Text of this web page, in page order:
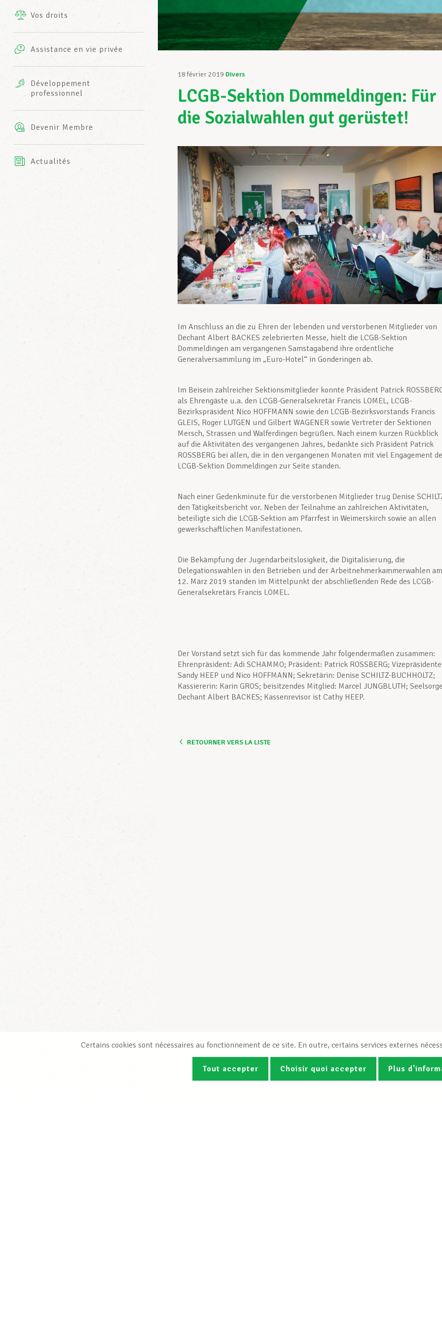
INFO-CENTER
Vos droits
Assistance en vie privée
complémentaires
AXA
Développement
professionnel
Devenir Membre
Actualités
18 février 2019 Divers
LCGB-Sektion Dommeldingen: Für
die Sozialwahlen gut gerüstet!
Im Anschluss an die zu Ehren der lebenden und verstorbenen Mitglieder von
Dechant Albert BACKES zelebrierten Messe, hielt die LCGB-Sektion
Dommeldingen am vergangenen Samstagabend ihre ordentliche
Generalversammlung im „Euro-Hotel“ in Gonderingen ab.
Im Beisein zahlreicher Sektionsmitglieder konnte Präsident Patrick
als Ehrengäste u.a. den LCGB-Generalsekretär Francis LOMEL, LCGB-
Bezirkspräsident Nico HOFFMANN sowie den LCGB-Bezirksvorstands Francis
GLEIS, Roger LUTGEN und Gilbert WAGENER sowie Vertreter der Sektionen
Mersch, Strassen und Walferdingen begrüßen. Nach einem kurzen Rückblick
auf die Aktivitäten des vergangenen Jahres, bedankte sich Präsident Patrick
ROSSBERG bei allen, die in den vergangenen Monaten mit viel Engagement
LCGB-Sektion Dommeldingen zur Seite standen.
Nach einer Gedenkminute für die verstorbenen Mitglieder trug Denise
den Tätigkeitsbericht vor. Neben der Teilnahme an zahlreichen Aktivitäten,
beteiligte sich die LCGB-Sektion am Pfarrfest in Weimerskirch sowie an allen
gewerkschaftlichen Manifestationen.
Die Bekämpfung der Jugendarbeitslosigkeit, die Digitalisierung, die
Delegationswahlen in den Betrieben und der Arbeitnehmerkammerwahlen am
12. März 2019 standen im Mittelpunkt der abschließenden Rede des LCGB-
Generalsekretärs Francis LOMEL.
Der Vorstand setzt sich für das kommende Jahr folgendermaßen zusammen:
Ehrenpräsident: Adi SCHAMMO; Präsident: Patrick ROSSBERG;
Sandy HEEP und Nico HOFFMANN; Sekretärin: Denise SCHILTZ-BUCHHOLTZ;
Kassiererin: Karin GROS; beisitzendes Mitglied: Marcel JUNGBLUTH;
Dechant Albert BACKES; Kassenrevisor ist Cathy HEEP.
RETOURNER VERS LA LISTE
Certains cookies sont nécessaires au fonctionnement de ce site. En outre, certains services externes
Tout accepter Choisir quoi accepter Plus